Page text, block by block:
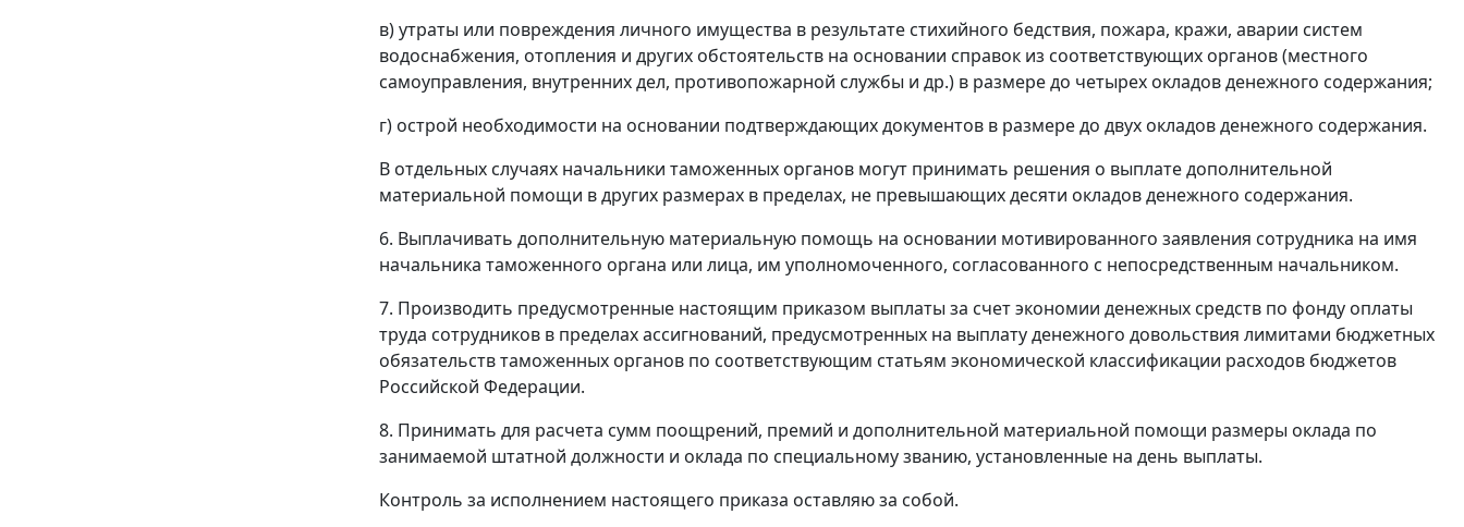
в) утраты или повреждения личного имущества в результате стихийного бедствия, пожара, кражи, аварии систем
водоснабжения, отопления и других обстоятельств на основании справок из соответствующих органов (местного
самоуправления, внутренних дел, противопожарной службы и др.) в размере до четырех окладов денежного содержания;
г) острой необходимости на основании подтверждающих документов в размере до двух окладов денежного содержания.
В отдельных случаях начальники таможенных органов могут принимать решения о выплате дополнительной
материальной помощи в других размерах в пределах, не превышающих десяти окладов денежного содержания.
6. Выплачивать дополнительную материальную помощь на основании мотивированного заявления сотрудника на имя
начальника таможенного органа или лица, им уполномоченного, согласованного с непосредственным начальником.
7. Производить предусмотренные настоящим приказом выплаты за счет экономии денежных средств по фонду оплаты
труда сотрудников в пределах ассигнований, предусмотренных на выплату денежного довольствия лимитами бюджетных
обязательств таможенных органов по соответствующим статьям экономической классификации расходов бюджетов
Российской Федерации.
8. Принимать для расчета сумм поощрений, премий и дополнительной материальной помощи размеры оклада по
занимаемой штатной должности и оклада по специальному званию, установленные на день выплаты.
Контроль за исполнением настоящего приказа оставляю за собой.